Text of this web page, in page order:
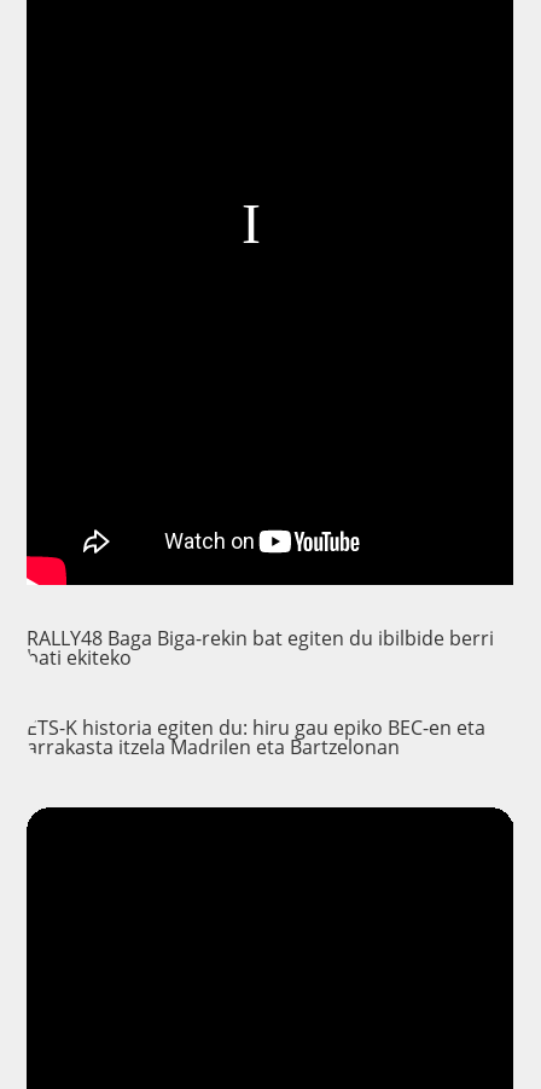
RALLY48 Baga Biga-rekin bat egiten du ibilbide berri
bati ekiteko
ETS-K historia egiten du: hiru gau epiko BEC-en eta
arrakasta itzela Madrilen eta Bartzelonan